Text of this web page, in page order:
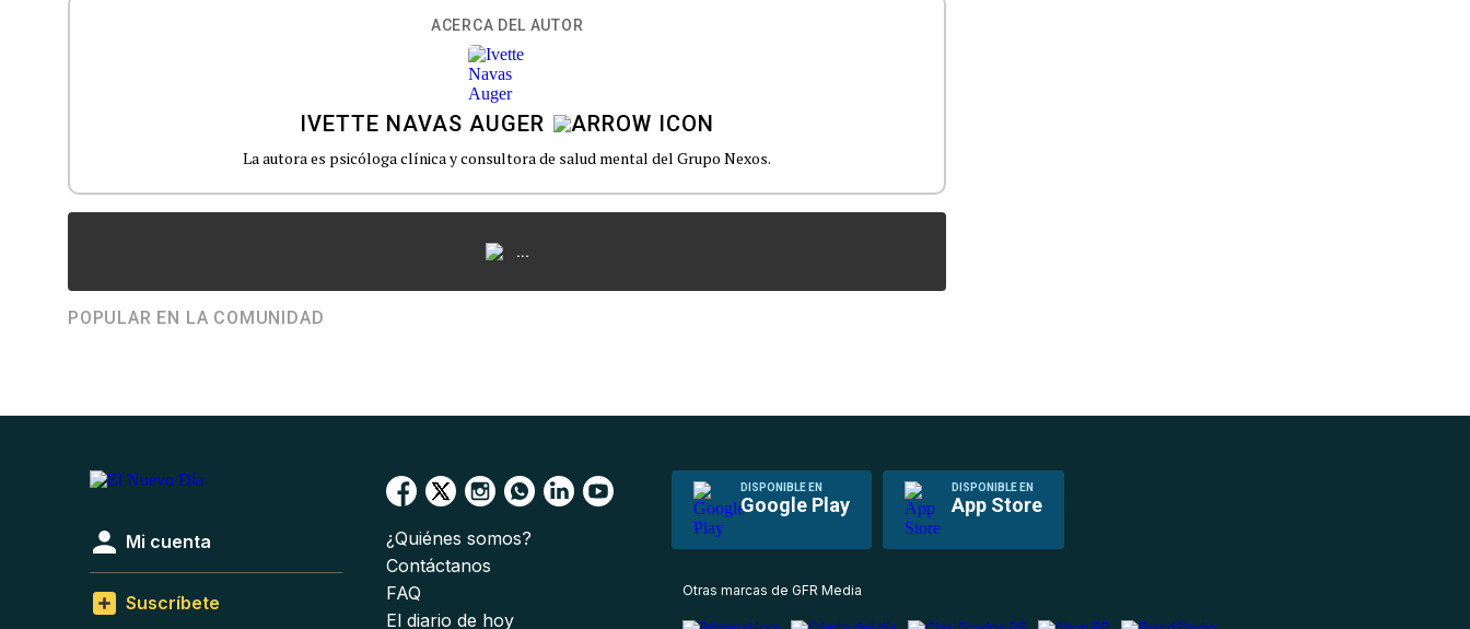
ACERCA DEL AUTOR
IVETTE NAVAS AUGER
La autora es psicóloga clínica y consultora de salud mental del Grupo Nexos.
...
POPULAR EN LA COMUNIDAD
DISPONIBLE EN
Google Play
DISPONIBLE EN
App Store
Mi cuenta
Suscríbete
¿Quiénes somos?
Contáctanos
FAQ
El diario de hoy
Otras marcas de GFR Media